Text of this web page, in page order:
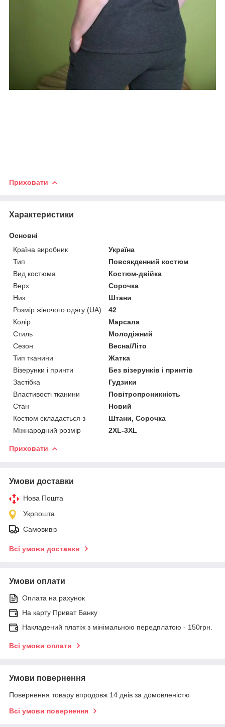
Приховати
Характеристики
Основні
Країна виробник
Україна
Тип
Повсякденний костюм
Вид костюма
Костюм-двійка
Верх
Сорочка
Низ
Штани
Розмір жіночого одягу (UA)
42
Колір
Марсала
Стиль
Молодіжний
Сезон
Весна/Літо
Тип тканини
Жатка
Візерунки і принти
Без візерунків і принтів
Застібка
Гудзики
Властивості тканини
Повітропроникність
Стан
Новий
Костюм складається з
Штани, Сорочка
Міжнародний розмір
2XL-3XL
Приховати
Умови доставки
Нова Пошта
Укрпошта
Самовивіз
Всі умови доставки
Умови оплати
Оплата на рахунок
На карту Приват Банку
Накладений платіж з мінімальною передплатою - 150грн.
Всі умови оплати
Умови повернення
Повернення товару впродовж 14 днів за домовленістю
Всі умови повернення